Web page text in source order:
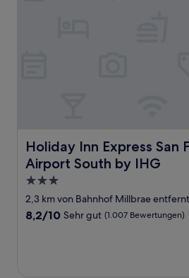
Holiday Inn Express San
Airport South by IHG
Holiday Inn Express San
3.0-
Sterne-
Unterkunft
2,3 km von Bahnhof Millbrae entfernt
8.2
8,2/10 Sehr gut (1.007 Bewertungen)